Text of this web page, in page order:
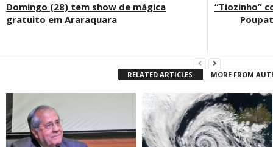
Domingo (28) tem show de mágica
gratuito em Araraquara
“Tiozinho”
RELATED ARTICLES MORE FROM